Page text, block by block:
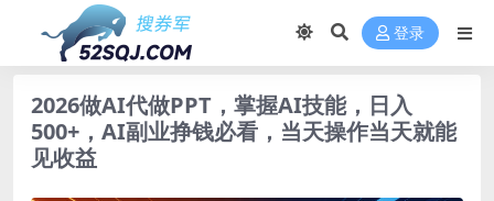
登录
2026做AI代做PPT，掌握AI技能，日入
500+，AI副业挣钱必看，当天操作当天就能
见收益